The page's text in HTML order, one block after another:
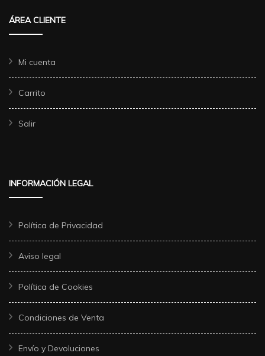
ÁREA CLIENTE
Mi cuenta
Carrito
Salir
INFORMACIÓN LEGAL
Política de Privacidad
Aviso legal
Política de Cookies
Condiciones de Venta
Envío y Devoluciones